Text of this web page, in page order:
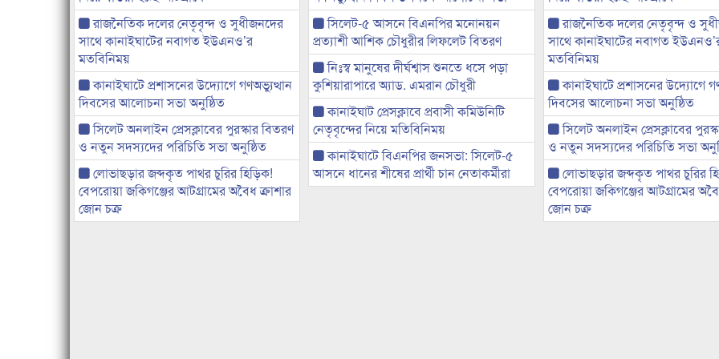
রাজনৈতিক দলের নেতৃবৃন্দ ও সুধীজনদের
সাথে কানাইঘাটের নবাগত ইউএনও’র
মতবিনিময়
কানাইঘাটে প্রশাসনের উদ্যোগে গণঅভ্যুত্থান
দিবসের আলোচনা সভা অনুষ্ঠিত
সিলেট অনলাইন প্রেসক্লাবের পুরস্কার বিতরণ
ও নতুন সদস্যদের পরিচিতি সভা অনুষ্ঠিত
লোভাছড়ার জব্দকৃত পাথর চুরির হিড়িক!
বেপরোয়া জকিগঞ্জের আটগ্রামের অবৈধ ক্রাশার
জোন চক্র
সিলেট-৫ আসনে বিএনপির মনোনয়ন
প্রত্যাশী আশিক চৌধুরীর লিফলেট বিতরণ
নিঃস্ব মানুষের দীর্ঘশ্বাস শুনতে ধসে পড়া
কুশিয়ারাপারে অ্যাড. এমরান চৌধুরী
কানাইঘাট প্রেসক্লাবে প্রবাসী কমিউনিটি
নেতৃবৃন্দের নিয়ে মতিবিনিময়
কানাইঘাটে বিএনপির জনসভা: সিলেট-৫
আসনে ধানের শীষের প্রার্থী চান নেতাকর্মীরা
রাজনৈতিক দলের নেতৃবৃন্দ ও
সাথে কানাইঘাটের নবাগত
মতবিনিময়
কানাইঘাটে প্রশাসনের উদ্যোগে
দিবসের আলোচনা সভা অনুষ্ঠিত
সিলেট অনলাইন প্রেসক্লাবের
ও নতুন সদস্যদের পরিচিতি সভা
লোভাছড়ার জব্দকৃত পাথর চুরির
বেপরোয়া জকিগঞ্জের আটগ্রামের
জোন চক্র